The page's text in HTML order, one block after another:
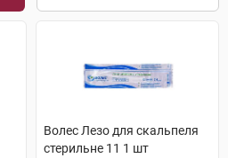
Волес Лезо для скальпеля
стерильне 11 1 шт